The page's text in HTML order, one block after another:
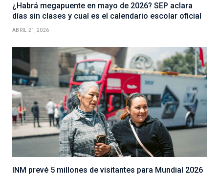
¿Habrá megapuente en mayo de 2026? SEP aclara
días sin clases y cual es el calendario escolar oficial
ABRIL 21, 2026
INM prevé 5 millones de visitantes para Mundial 2026